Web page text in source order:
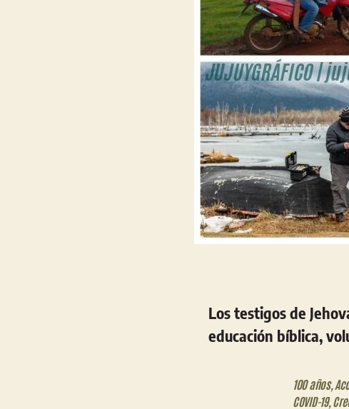
Los testigos de
educación bíblica,
100 años,
COVID-19,